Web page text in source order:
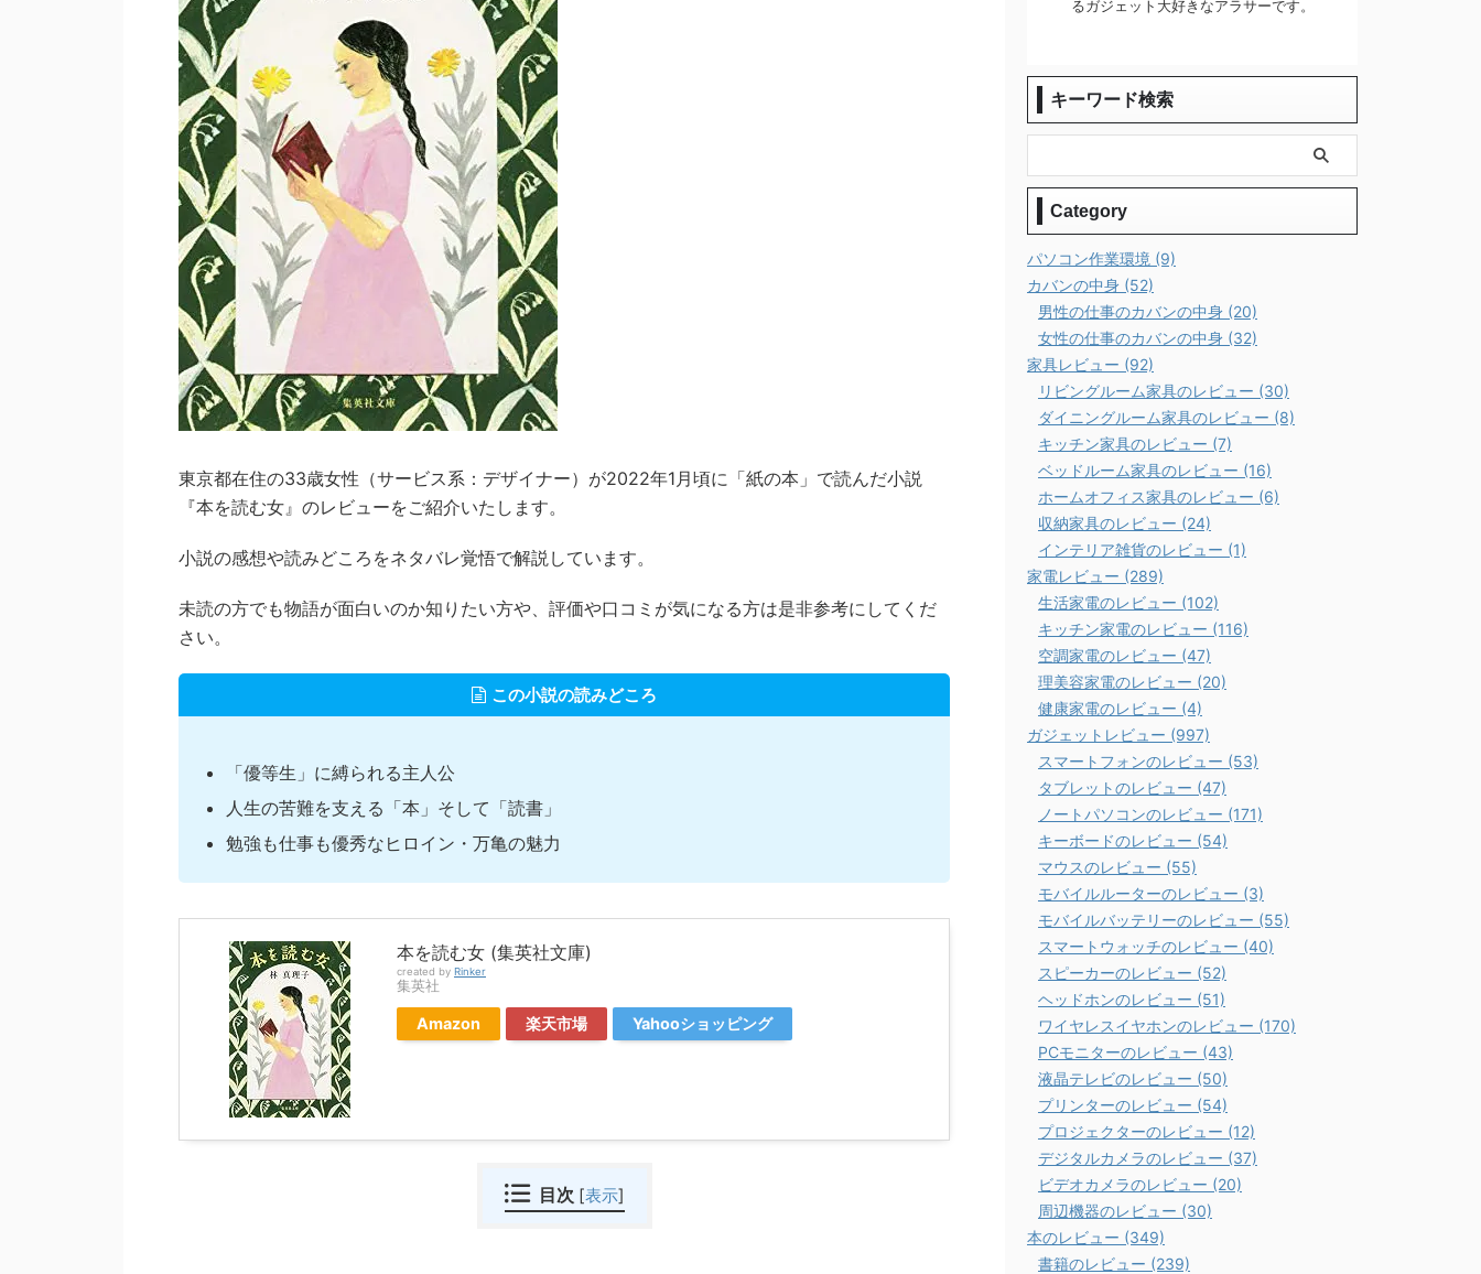
東京都在住の33歳女性（サービス系：デザイナー）が2022年1月頃に「紙の本」で読んだ小説
『本を読む女』のレビューをご紹介いたします。
小説の感想や読みどころをネタバレ覚悟で解説しています。
未読の方でも物語が面白いのか知りたい方や、評価や口コミが気になる方は是非参考にしてくだ
さい。
この小説の読みどころ
「優等生」に縛られる主人公
人生の苦難を支える「本」そして「読書」
勉強も仕事も優秀なヒロイン・万亀の魅力
本を読む女 (集英社文庫)
created by Rinker
集英社
Amazon 楽天市場 Yahooショッピング
目次 [表示]
るガジェット大好きなアラサーです。
キーワード検索
Category
パソコン作業環境 (9)
カバンの中身 (52)
男性の仕事のカバンの中身 (20)
女性の仕事のカバンの中身 (32)
家具レビュー (92)
リビングルーム家具のレビュー (30)
ダイニングルーム家具のレビュー (8)
キッチン家具のレビュー (7)
ベッドルーム家具のレビュー (16)
ホームオフィス家具のレビュー (6)
収納家具のレビュー (24)
インテリア雑貨のレビュー (1)
家電レビュー (289)
生活家電のレビュー (102)
キッチン家電のレビュー (116)
空調家電のレビュー (47)
理美容家電のレビュー (20)
健康家電のレビュー (4)
ガジェットレビュー (997)
スマートフォンのレビュー (53)
タブレットのレビュー (47)
ノートパソコンのレビュー (171)
キーボードのレビュー (54)
マウスのレビュー (55)
モバイルルーターのレビュー (3)
モバイルバッテリーのレビュー (55)
スマートウォッチのレビュー (40)
スピーカーのレビュー (52)
ヘッドホンのレビュー (51)
ワイヤレスイヤホンのレビュー (170)
PCモニターのレビュー (43)
液晶テレビのレビュー (50)
プリンターのレビュー (54)
プロジェクターのレビュー (12)
デジタルカメラのレビュー (37)
ビデオカメラのレビュー (20)
周辺機器のレビュー (30)
本のレビュー (349)
書籍のレビュー (239)